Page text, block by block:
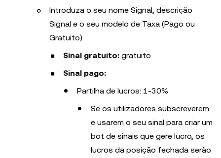
Introduza o seu nome Signal, descrição
Signal e o seu modelo de Taxa (Pago ou
Gratuito)
Sinal gratuito: gratuito
Sinal pago:
Partilha de lucros: 1-30%
Se os utilizadores subscreverem
e usarem o seu sinal para criar um
bot de sinais que gere lucro, os
lucros da posição fechada serão